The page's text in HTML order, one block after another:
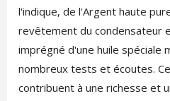
l'indique, de l'Argent haute
revêtement du condensateur
imprégné d'une huile spéciale
nombreux tests et écoutes.
contribuent à une richesse et